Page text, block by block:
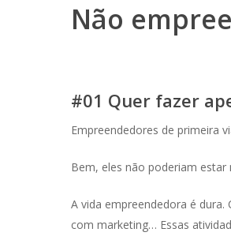
Não
#01 Quer fazer
Empreendedores de primeira
Bem, eles não poderiam estar
A vida empreendedora é
com marketing… Essas